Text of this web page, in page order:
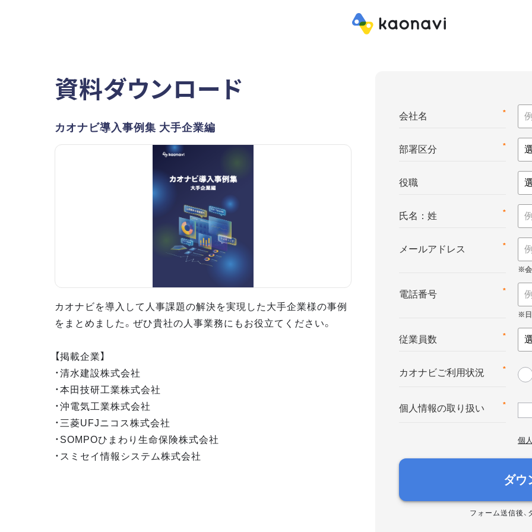
資料ダウンロード
カオナビ導入事例集 大手企業編
カオナビを導入して人事課題の解決を実現した大手企業様の事例
をまとめました。ぜひ貴社の人事業務にもお役立てください。
【掲載企業】
・清水建設株式会社
・本田技研工業株式会社
・沖電気工業株式会社
・三菱UFJニコス株式会社
・SOMPOひまわり生命保険株式会社
・スミセイ情報システム株式会社
*
会社名
*
部署区分
役職
*
氏名：姓
*
メールアドレス
*
電話番号
*
従業員数
*
カオナビご利用状況
*
個人情報の取り扱い
個
ダウ
フォーム送信後